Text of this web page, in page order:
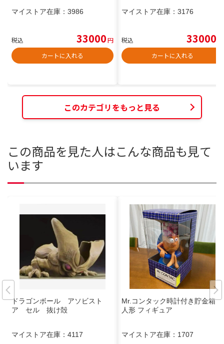
マイストア在庫： 3986
税込 33000円
カートに入れる
マイストア在庫： 3176
税込 33000
カートに入れる
このカテゴリをもっと見る
この商品を見た人はこんな商品も見て
います
ドラゴンボール アソビスト
ア セル 抜け殻
マイストア在庫： 4117
Mr.コンタック時計付き貯金箱
人形 フィギュア
マイストア在庫： 1707